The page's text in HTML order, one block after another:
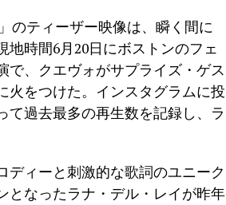
のティーザー映像は、瞬く間に
時間6月20日にボストンのフェ
で、クエヴォがサプライズ・ゲス
火をつけた。インスタグラムに投
過去最多の再生数を記録し、ラ
ディーと刺激的な歌詞のユニーク
となったラナ・デル・レイが昨年